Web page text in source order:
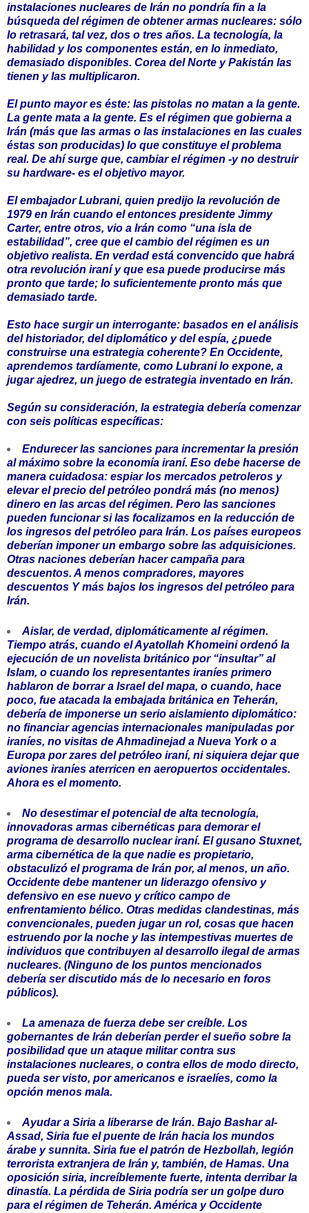
instalaciones nucleares de Irán no pondría fin a la
búsqueda del régimen de obtener armas nucleares: sólo
lo retrasará, tal vez, dos o tres años. La tecnología, la
habilidad y los componentes están, en lo inmediato,
demasiado disponibles. Corea del Norte y Pakistán las
tienen y las multiplicaron.
El punto mayor es éste: las pistolas no matan a la gente.
La gente mata a la gente. Es el régimen que gobierna a
Irán (más que las armas o las instalaciones en las cuales
éstas son producidas) lo que constituye el problema
real. De ahí surge que, cambiar el régimen -y no destruir
su hardware- es el objetivo mayor.
El embajador Lubrani, quien predijo la revolución de
1979 en Irán cuando el entonces presidente Jimmy
Carter, entre otros, vio a Irán como “una isla de
estabilidad”, cree que el cambio del régimen es un
objetivo realista. En verdad está convencido que habrá
otra revolución iraní y que esa puede producirse más
pronto que tarde; lo suficientemente pronto más que
demasiado tarde.
Esto hace surgir un interrogante: basados en el análisis
del historiador, del diplomático y del espía, ¿puede
construirse una estrategia coherente? En Occidente,
aprendemos tardíamente, como Lubrani lo expone, a
jugar ajedrez, un juego de estrategia inventado en Irán.
Según su consideración, la estrategia debería comenzar
con seis políticas específicas:
Endurecer las sanciones para incrementar la presión
al máximo sobre la economía iraní. Eso debe hacerse de
manera cuidadosa: espiar los mercados petroleros y
elevar el precio del petróleo pondrá más (no menos)
dinero en las arcas del régimen. Pero las sanciones
pueden funcionar si las focalizamos en la reducción de
los ingresos del petróleo para Irán. Los países europeos
deberían imponer un embargo sobre las adquisiciones.
Otras naciones deberían hacer campaña para
descuentos. A menos compradores, mayores
descuentos Y más bajos los ingresos del petróleo para
Irán.
Aislar, de verdad, diplomáticamente al régimen.
Tiempo atrás, cuando el Ayatollah Khomeini ordenó la
ejecución de un novelista británico por “insultar” al
Islam, o cuando los representantes iraníes primero
hablaron de borrar a Israel del mapa, o cuando, hace
poco, fue atacada la embajada británica en Teherán,
debería de imponerse un serio aislamiento diplomático:
no financiar agencias internacionales manipuladas por
iraníes, no visitas de Ahmadinejad a Nueva York o a
Europa por zares del petróleo iraní, ni siquiera dejar que
aviones iraníes aterricen en aeropuertos occidentales.
Ahora es el momento.
No desestimar el potencial de alta tecnología,
innovadoras armas cibernéticas para demorar el
programa de desarrollo nuclear iraní. El gusano Stuxnet,
arma cibernética de la que nadie es propietario,
obstaculizó el programa de Irán por, al menos, un año.
Occidente debe mantener un liderazgo ofensivo y
defensivo en ese nuevo y crítico campo de
enfrentamiento bélico. Otras medidas clandestinas, más
convencionales, pueden jugar un rol, cosas que hacen
estruendo por la noche y las intempestivas muertes de
individuos que contribuyen al desarrollo ilegal de armas
nucleares. (Ninguno de los puntos mencionados
debería ser discutido más de lo necesario en foros
públicos).
La amenaza de fuerza debe ser creíble. Los
gobernantes de Irán deberían perder el sueño sobre la
posibilidad que un ataque militar contra sus
instalaciones nucleares, o contra ellos de modo directo,
pueda ser visto, por americanos e israelíes, como la
opción menos mala.
Ayudar a Siria a liberarse de Irán. Bajo Bashar al-
Assad, Siria fue el puente de Irán hacia los mundos
árabe y sunnita. Siria fue el patrón de Hezbollah, legión
terrorista extranjera de Irán y, también, de Hamas. Una
oposición siria, increíblemente fuerte, intenta derribar la
dinastía. La pérdida de Siria podría ser un golpe duro
para el régimen de Teherán. América y Occidente